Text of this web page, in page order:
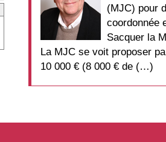
(MJC) pour
coordonnée
Sacquer la
La MJC se voit proposer
10 000 € (8 000 € de (…)